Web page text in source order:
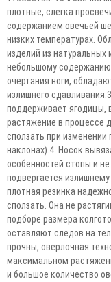
плотные, слегка
содержанием овечьей
низких температурах.
изделий из натуральных
небольшому
очертания ноги,
излишнего
поддерживает ягодицы,
растяжение в процессе
сползать при
наклонах).4. Носок
особенностей стопы и
подвергается
плотная резинка
сползать. Она не
подборе размера
оставляют следов на
прочны, оверлочная
максимальном
и большое количество